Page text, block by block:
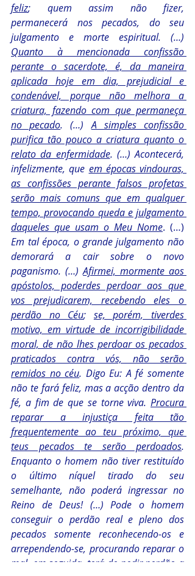
feliz; quem assim não fizer,
permanecerá nos pecados, do seu
Quanto à mencionada confissão
perante o sacerdote, é, da maneira
aplicada hoje em dia, prejudicial e
condenável, porque não melhora a
criatura, fazendo com que permaneça
no pecado. (…) A simples confissão
purifica tão pouco a criatura quanto o
relato da enfermidade. (…) Acontecerá,
infelizmente, que em épocas vindouras,
as confissões perante falsos profetas
serão mais comuns que em qualquer
tempo, provocando queda e julgamento
daqueles que usam o Meu Nome
Em tal época, o grande julgamento não
demorará a cair sobre o novo
paganismo. (…) Afirmei, mormente aos
apóstolos, poderdes perdoar aos que
vos prejudicarem, recebendo eles o
perdão no Céu; se, porém, tiverdes
motivo, em virtude de incorrigibilidade
moral, de não lhes perdoar os pecados
praticados contra vós, não serão
remidos no céu. Digo Eu: A fé somente
não te fará feliz, mas a acção dentro da
fé, a fim de que se torne viva. Procura
reparar a injustiça feita tão
frequentemente ao teu próximo, que
teus pecados te serão perdoados.
Enquanto o homem não tiver restituído
o último níquel tirado do seu
semelhante, não poderá ingressar no
Reino de Deus! (…) Pode o homem
conseguir o perdão real e pleno dos
pecados somente reconhecendo-os e
arrependendo-se, procurando reparar o
mal, em seguida, terá de pedir perdão a